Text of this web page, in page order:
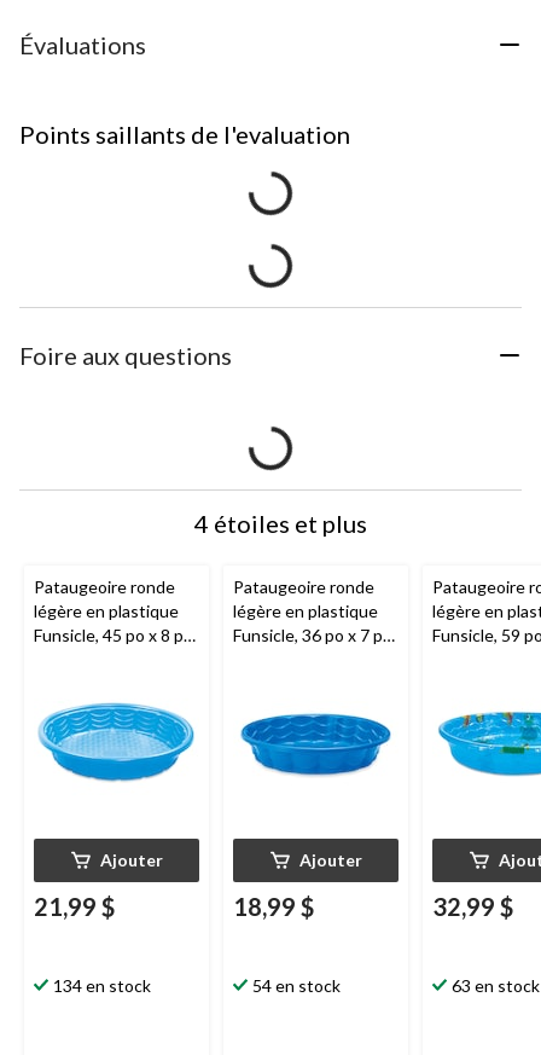
Évaluations
Points saillants de l'evaluation
Foire aux questions
4 étoiles et plus
Pataugeoire ronde
légère en plastique
Funsicle, 45 po x 8 po,
Ajouter
21,99 $
134 en stock
Pataugeoire ronde
légère en plastique
Funsicle, 36 po x 7 po,
Ajouter
18,99 $
54 en stock
Pataugeoire
légère en
Funsicle, 59
32,99 $
63 en stock